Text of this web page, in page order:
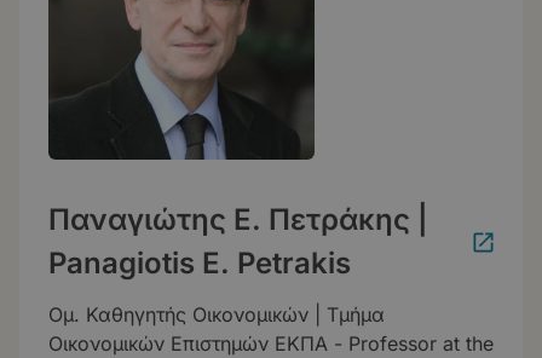
Παναγιώτης Ε. Πετράκης |
Panagiotis E. Petrakis
Ομ. Καθηγητής Οικονομικών | Τμήμα
Οικονομικών Επιστημών ΕΚΠΑ - Professor at the